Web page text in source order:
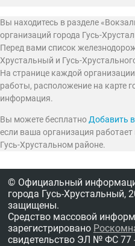
Вы находитесь в разделе
организаций города Гусь-
Перед вами список
Хрустальный и Гусь-
На странице каждой
работы, расположение на карте
информация.
Вы можете бесплатноДобавить
если ваша организация
Гусь-Хрустальном районе.
© Официальный
города Гусь-Хрустальный,
защищены.
Средство массовой
зарегистрировано
свидетельство ЭЛ № ФС 77